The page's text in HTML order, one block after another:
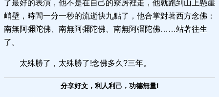
了最好的表演，他不是在自己的寮房裡走，他就跑到山上懸崖
峭壁，時間一分一秒的流逝快九點了，他合掌對著西方念佛：
南無阿彌陀佛、南無阿彌陀佛、南無阿彌陀佛……站著往生
了。
太殊勝了，太殊勝了!念佛多久?三年。
分享好文，利人利己，功德無量!